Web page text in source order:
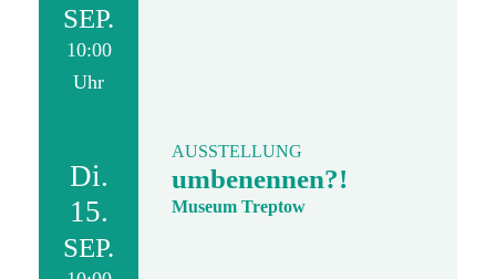
SEP.
10:00
Uhr
Di.
15.
SEP.
AUSSTELLUNG
umbenennen?!
Museum Treptow